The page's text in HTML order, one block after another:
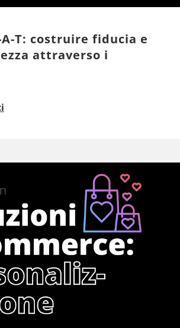
A-T: costruire fiducia e
attraverso i